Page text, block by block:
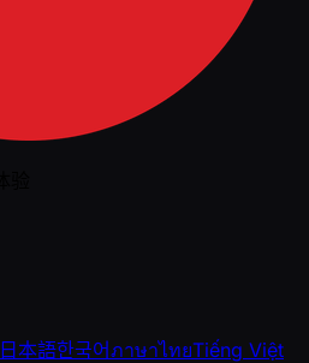
日本語한국어ภาษาไทยTiếng Việt